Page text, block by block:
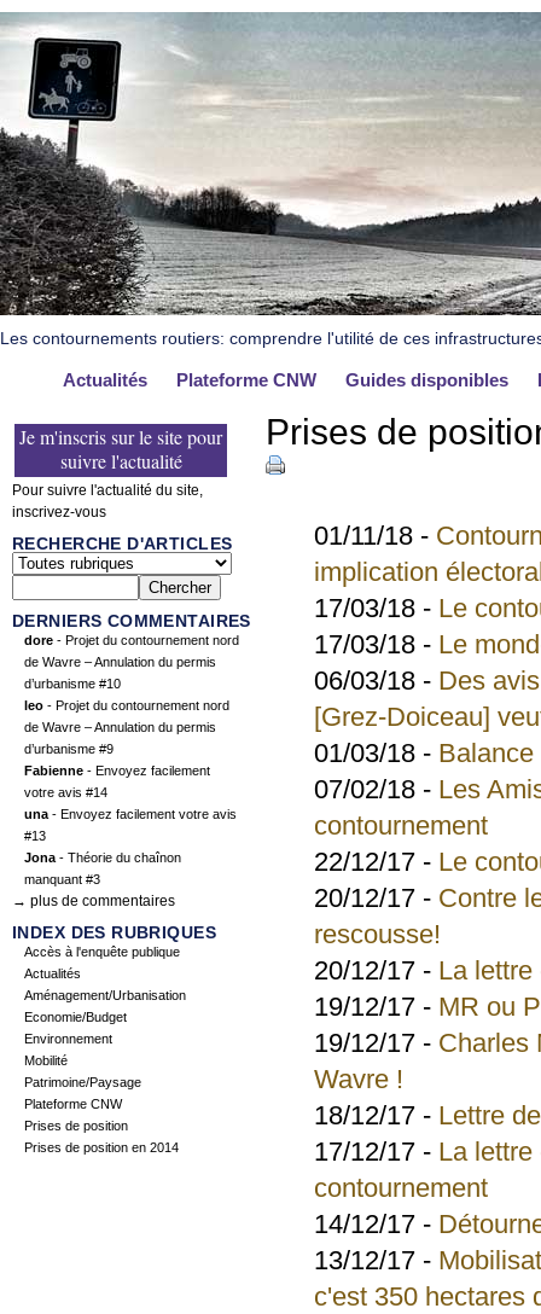
Les contournements routiers: comprendre l'utilité de ces
Actualités Plateforme CNW Guides disponibles
Je m'inscris sur le site pour
suivre l'actualité
Pour suivre l'actualité du site,
inscrivez-vous
RECHERCHE D'ARTICLES
DERNIERS COMMENTAIRES
dore - Projet du contournement nord
de Wavre – Annulation du permis
d’urbanisme #10
leo - Projet du contournement nord
de Wavre – Annulation du permis
d’urbanisme #9
Fabienne - Envoyez facilement
votre avis #14
una - Envoyez facilement votre avis
#13
Jona - Théorie du chaînon
manquant #3
→ plus de commentaires
INDEX DES RUBRIQUES
Accès à l'enquête publique
Actualités
Aménagement/Urbanisation
Economie/Budget
Environnement
Mobilité
Patrimoine/Paysage
Plateforme CNW
Prises de position
Prises de position en 2014
Prises de
01/11/18 -
implication
17/03/18 - Le
17/03/18 - Le
06/03/18 - Des
[Grez-Doiceau]
01/03/18 -
07/02/18 - Les
contournement
22/12/17 - Le
20/12/17 - Contre
rescousse!
20/12/17 - La lettre
19/12/17 - MR ou
19/12/17 - Charles
Wavre !
18/12/17 - Lettre
17/12/17 - La
contournement
14/12/17 -
13/12/17 -
c'est 350 hectares